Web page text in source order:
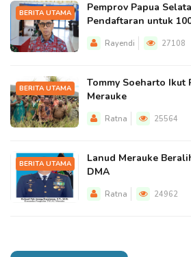
BERITA UTAMA
Pemprov Papua
Pendaftaran untuk
Rayendi 27108
BERITA UTAMA
Tommy Soeharto Ikut
Merauke
Ratna 25564
BERITA UTAMA
Lanud Merauke
DMA
Ratna 24962